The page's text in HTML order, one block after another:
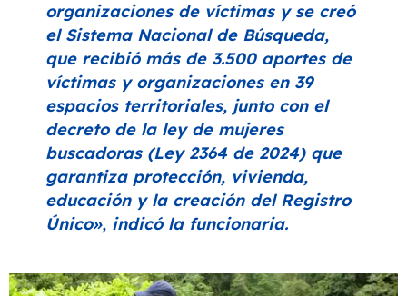
organizaciones de víctimas y se creó
el Sistema Nacional de Búsqueda,
que recibió más de 3.500 aportes de
víctimas y organizaciones en 39
espacios territoriales, junto con el
decreto de la ley de mujeres
buscadoras (Ley 2364 de 2024) que
garantiza protección, vivienda,
educación y la creación del Registro
Único», indicó la funcionaria.